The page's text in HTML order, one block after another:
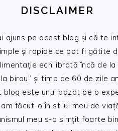
DISCLAIMER
ajuns pe acest blog și că te
și rapide ce pot fi gătite
echilibrată încă de
birou” și timp de 60 de zile
blog este unul bazat pe o
făcut-o în stilul meu de
meu s-a simțit foarte